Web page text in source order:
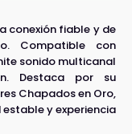
conexión fiable y de
Compatible con
sonido multicanal
Destaca por su
Chapados en Oro,
y experiencia